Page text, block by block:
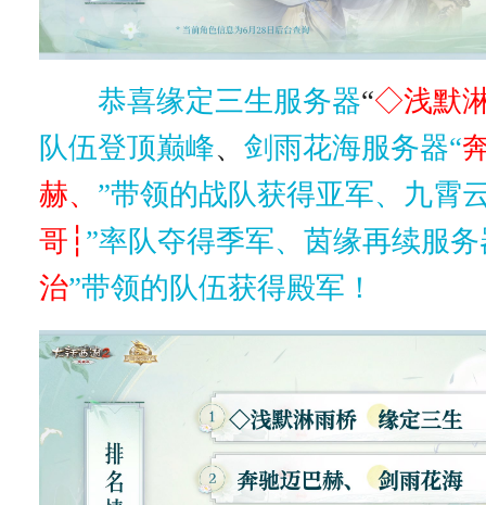
恭喜缘定三生服务器“◇浅默
队伍登顶巅峰、剑雨花海服务器“
赫、 ”带领的战队获得亚军、九霄
哥┆ ”率队夺得季军、茵缘再续服务
治”带领的队伍获得殿军！